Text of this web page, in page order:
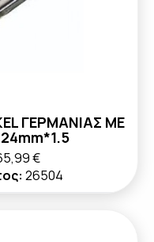
ΓΕΡΜΑΝΙΑΣ ΜΕ
€
26504